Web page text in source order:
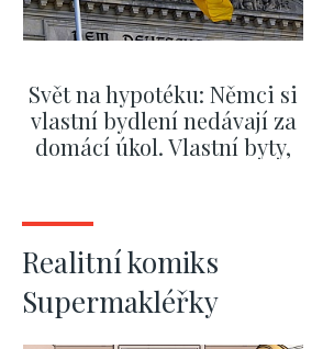
Svět na hypotéku: Němci si
vlastní bydlení nedávají za
domácí úkol. Vlastní byty,
Realitní komiks
Supermakléřky